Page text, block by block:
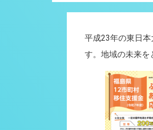
平成23年の東日
す。地域の未来を